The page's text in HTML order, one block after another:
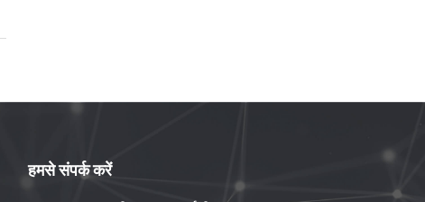
हमसे संपर्क करें